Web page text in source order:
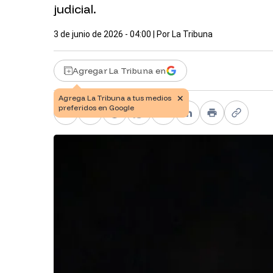
judicial.
3 de junio de 2026 - 04:00 | Por La Tribuna
Agregar La Tribuna en
Facebook
X TelegramWhatsApp
PinterestLinkedIn
PrintCopy